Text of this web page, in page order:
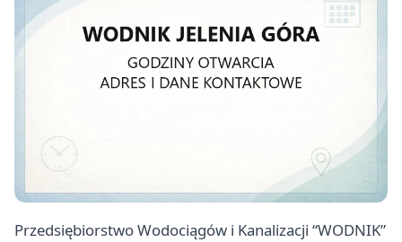
Przedsiębiorstwo Wodociągów i Kanalizacji “WODNIK”